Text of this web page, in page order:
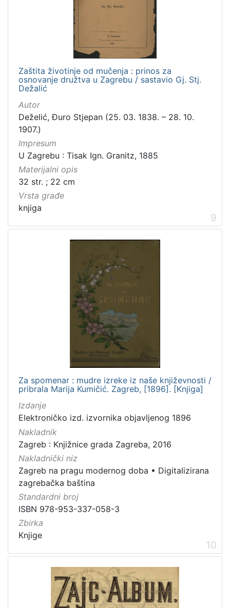
Zaštita životinje od mučenja : prinos za
osnovanje družtva u Zagrebu / sastavio Gj. Stj.
Dežalić
Autor
Deželić, Đuro Stjepan (25. 03. 1838. – 28. 10.
1907.)
Impresum
U Zagrebu : Tisak Ign. Granitz, 1885
Materijalni opis
32 str. ; 22 cm
Vrsta građe
knjiga
9
Za spomenar : mudre izreke iz naše književnosti /
pribrala Marija Kumičić. Zagreb, [1896]. [Knjiga]
Izdanje
Elektroničko izd. izvornika objavljenog 1896
Nakladnik
Zagreb : Knjižnice grada Zagreba, 2016
Nakladnički niz
Zagreb na pragu modernog doba • Digitalizirana
zagrebačka baština
Standardni broj
ISBN 978-953-337-058-3
Zbirka
Knjige
10